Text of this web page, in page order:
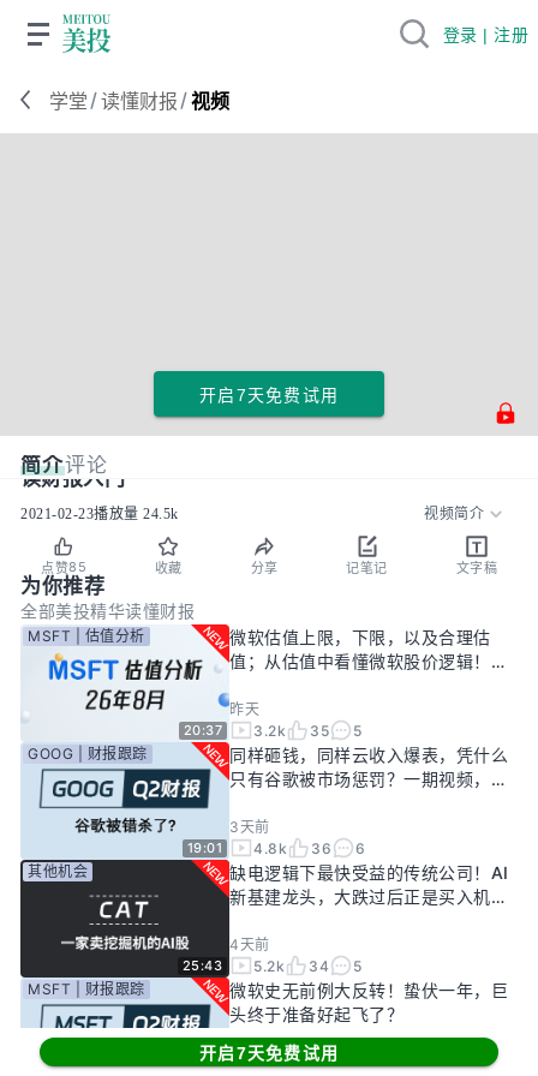
学堂 /读懂财报 /视频
开启7天免费试用
简介评论
读财报入门
2021-02-23播放量 24.5k 视频简介
点赞85 收藏 分享 记笔记 文字稿
为你推荐
全部美投精华读懂财报
20:37
MSFT | 估值分析
微软估值上限，下限，以及合理估
值；从估值中看懂微软股价逻辑！
昨天
3.2k
35 5
19:01
GOOG | 财报跟踪
同样砸钱，同样云收入爆表，凭什么
只有谷歌被市场惩罚？一期视频，告
3天前
4.8k
36 6
25:43
其他机会
缺电逻辑下最快受益的传统公司！AI
新基建龙头，大跌过后正是买入机
4天前
5.2k
34 5
MSFT | 财报跟踪
微软史无前例大反转！蛰伏一年，巨
头终于准备好起飞了？
6天前
开启7天免费试用
登录 | 注册